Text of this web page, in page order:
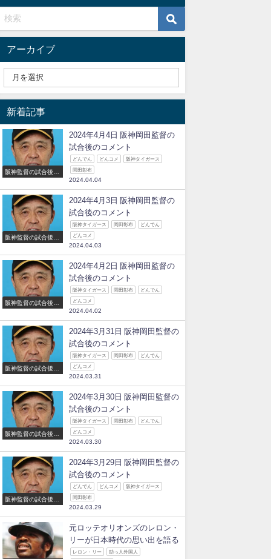
アーカイブ
新着記事
阪神監督の試合後の
2024年4月4日 阪神岡田監督の
試合後のコメント
どんでん どんコメ 阪神タイガース
岡田彰布
2024.04.04
阪神監督の試合後の
2024年4月3日 阪神岡田監督の
試合後のコメント
阪神タイガース 岡田彰布 どんでん
どんコメ
2024.04.03
阪神監督の試合後の
2024年4月2日 阪神岡田監督の
試合後のコメント
阪神タイガース 岡田彰布 どんでん
どんコメ
2024.04.02
阪神監督の試合後の
2024年3月31日 阪神岡田監督の
試合後のコメント
阪神タイガース 岡田彰布 どんでん
どんコメ
2024.03.31
阪神監督の試合後の
2024年3月30日 阪神岡田監督の
試合後のコメント
阪神タイガース 岡田彰布 どんでん
どんコメ
2024.03.30
阪神監督の試合後の
2024年3月29日 阪神岡田監督の
試合後のコメント
どんでん どんコメ 阪神タイガース
岡田彰布
2024.03.29
元ロッテオリオンズのレロン・
リーが日本時代の思い出を語る
レロン・リー 助っ人外国人